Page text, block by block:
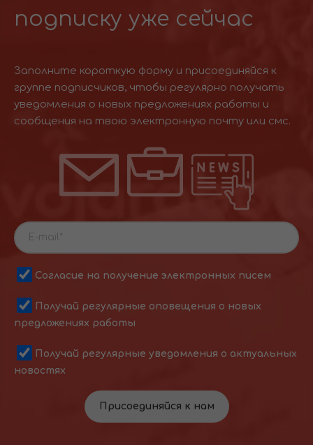
подписку уже сейчас
Заполните короткую форму и присоединяйся к
группе подписчиков, чтобы регулярно получать
уведомления о новых предложениях работы и
сообщения на твою электронную почту или смс.
Согласие на получение электронных писем
Получай регулярные оповещения о новых
предложениях работы
Получай регулярные уведомления о актуальных
новостях
Присоединяйся к нам